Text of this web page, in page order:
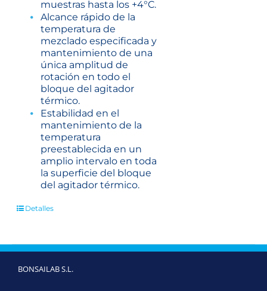
muestras hasta los +4°C.
Alcance rápido de la
temperatura de
mezclado especificada y
mantenimiento de una
única amplitud de
rotación en todo el
bloque del agitador
térmico.
Estabilidad en el
mantenimiento de la
temperatura
preestablecida en un
amplio intervalo en toda
la superficie del bloque
del agitador térmico.
Detalles
BONSAILAB S.L.